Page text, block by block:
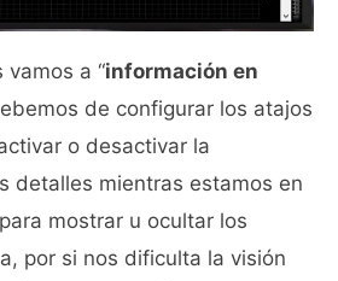
vamos a “información en
de configurar los atajos
o desactivar la
detalles mientras estamos en
mostrar u ocultar los
por si nos dificulta la visión